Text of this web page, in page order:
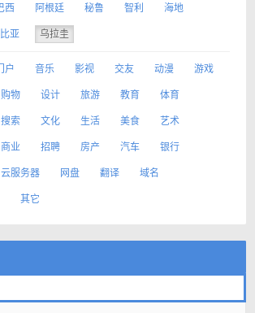
西 阿根廷 秘鲁 智利
海地
亚 乌拉圭
户 音乐 影视 交友 动漫
游戏
购物 设计 旅游 教育
体育
搜索 文化 生活 美食
艺术
商业 招聘 房产 汽车
银行
云服务器 网盘 翻译
域名
其它